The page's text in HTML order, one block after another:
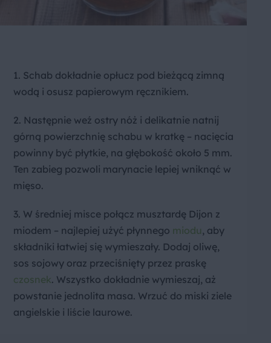
1. Schab dokładnie opłucz pod bieżącą zimną
wodą i osusz papierowym ręcznikiem.
2. Następnie weź ostry nóż i delikatnie natnij
górną powierzchnię schabu w kratkę – nacięcia
powinny być płytkie, na głębokość około 5 mm.
Ten zabieg pozwoli marynacie lepiej wniknąć w
mięso.
3. W średniej misce połącz musztardę Dijon z
miodem – najlepiej użyć płynnego miodu, aby
składniki łatwiej się wymieszały. Dodaj oliwę,
sos sojowy oraz przeciśnięty przez praskę
czosnek. Wszystko dokładnie wymieszaj, aż
powstanie jednolita masa. Wrzuć do miski ziele
angielskie i liście laurowe.